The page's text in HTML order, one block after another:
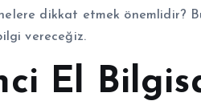
dikkat etmek önemlidir?
vereceğiz.
El